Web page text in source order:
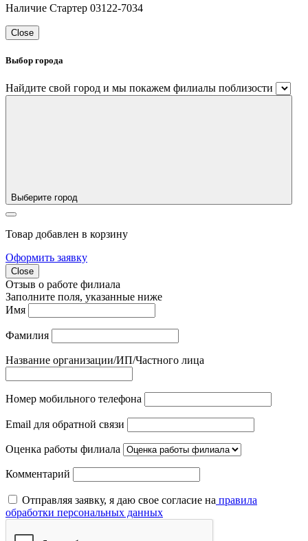
Наличие Стартeр 03122-7034
Close
Выбор города
Найдите свой город и мы покажем филиалы поблизости
Выберите город
Товар добавлен в корзину
Оформить заявку
Close
Отзыв о работе филиала
Заполните поля, указанные ниже
Имя
Фамилия
Название организации/ИП/Частного лица
Номер мобильного телефона
Email для обратной связи
Оценка работы филиала
Комментарий
Отправляя заявку, я даю свое согласие на правила
обработки персональных данных